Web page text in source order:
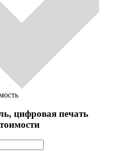
цифровая печать